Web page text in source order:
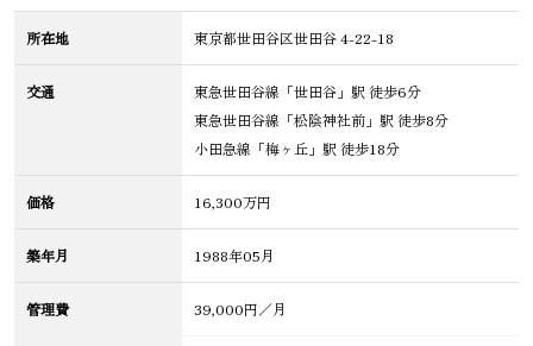
所在地 東京都世田谷区世田谷 4-22-18
交通
東急世田谷線「世田谷」駅 徒歩6分
東急世田谷線「松陰神社前」駅 徒歩8分
小田急線「梅ヶ丘」駅 徒歩18分
価格 16,300万円
築年月 1988年05月
管理費 39,000円／月